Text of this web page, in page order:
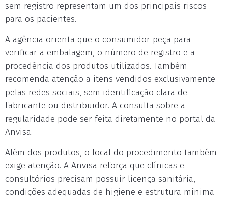
sem registro representam um dos principais riscos
para os pacientes.
A agência orienta que o consumidor peça para
verificar a embalagem, o número de registro e a
procedência dos produtos utilizados. Também
recomenda atenção a itens vendidos exclusivamente
pelas redes sociais, sem identificação clara de
fabricante ou distribuidor. A consulta sobre a
regularidade pode ser feita diretamente no portal da
Anvisa.
Além dos produtos, o local do procedimento também
exige atenção. A Anvisa reforça que clínicas e
consultórios precisam possuir licença sanitária,
condições adequadas de higiene e estrutura mínima